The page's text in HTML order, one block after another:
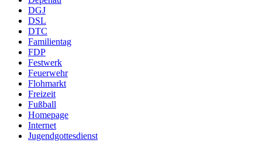
DGJ
DSL
DTC
Familientag
FDP
Festwerk
Feuerwehr
Flohmarkt
Freizeit
Fußball
Homepage
Internet
Jugendgottesdienst